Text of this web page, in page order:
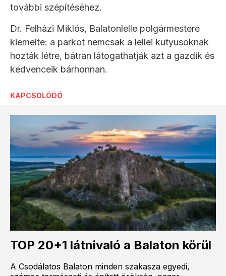
további szépítéséhez.
Dr. Felházi Miklós, Balatonlelle polgármestere
kiemelte: a parkot nemcsak a lellei kutyusoknak
hozták létre, bátran látogathatják azt a gazdik és
kedvenceik bárhonnan.
KAPCSOLÓDÓ
TOP 20+1 látnivaló a Balaton körül
A Csodálatos Balaton minden szakasza egyedi,